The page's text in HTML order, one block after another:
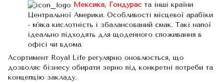
Мексика, Гондурас та інші країни
Центральної Америки. Особливості місцевої арабіки
- м'яка кислотність і збалансований смак. Такі напої
ідеально підходять для щоденного споживання в
офісі чи вдома.
Асортимент Royal Life регулярно оновлюється, що
дозволяє бізнесу обирати зерно під конкретні потреби та
концепцію закладу.